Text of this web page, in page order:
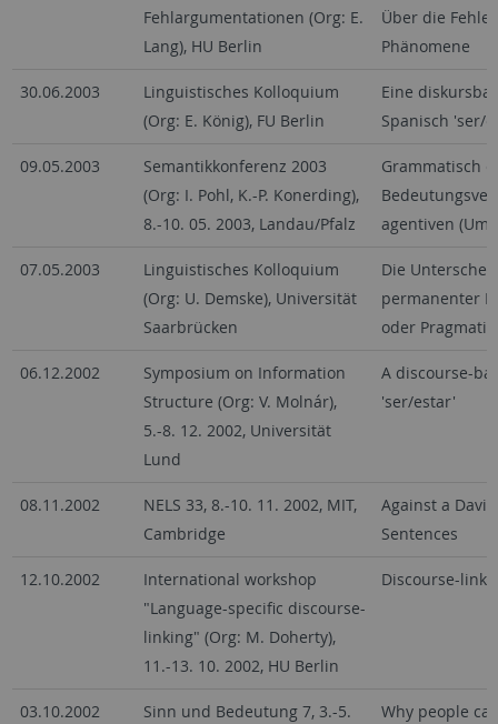
Fehlargumentationen (Org: E.
Lang), HU Berlin
Über die
Phänomene
30.06.2003
Linguistisches Kolloquium
(Org: E. König), FU Berlin
Eine
Spanisch 'ser/
09.05.2003
Semantikkonferenz 2003
(Org: I. Pohl, K.-P. Konerding),
8.-10. 05. 2003, Landau/Pfalz
Grammatisch
agentiven
07.05.2003
Linguistisches Kolloquium
(Org: U. Demske), Universität
Saarbrücken
Die
permanenter
oder
06.12.2002
Symposium on Information
Structure (Org: V. Molnár),
5.-8. 12. 2002, Universität
Lund
A discourse-
'ser/estar'
08.11.2002
NELS 33, 8.-10. 11. 2002, MIT,
Cambridge
Against a
Sentences
12.10.2002
International workshop
"Language-specific discourse-
linking" (Org: M. Doherty),
11.-13. 10. 2002, HU Berlin
Discourse-
03.10.2002
Sinn und Bedeutung 7, 3.-5.
Why people